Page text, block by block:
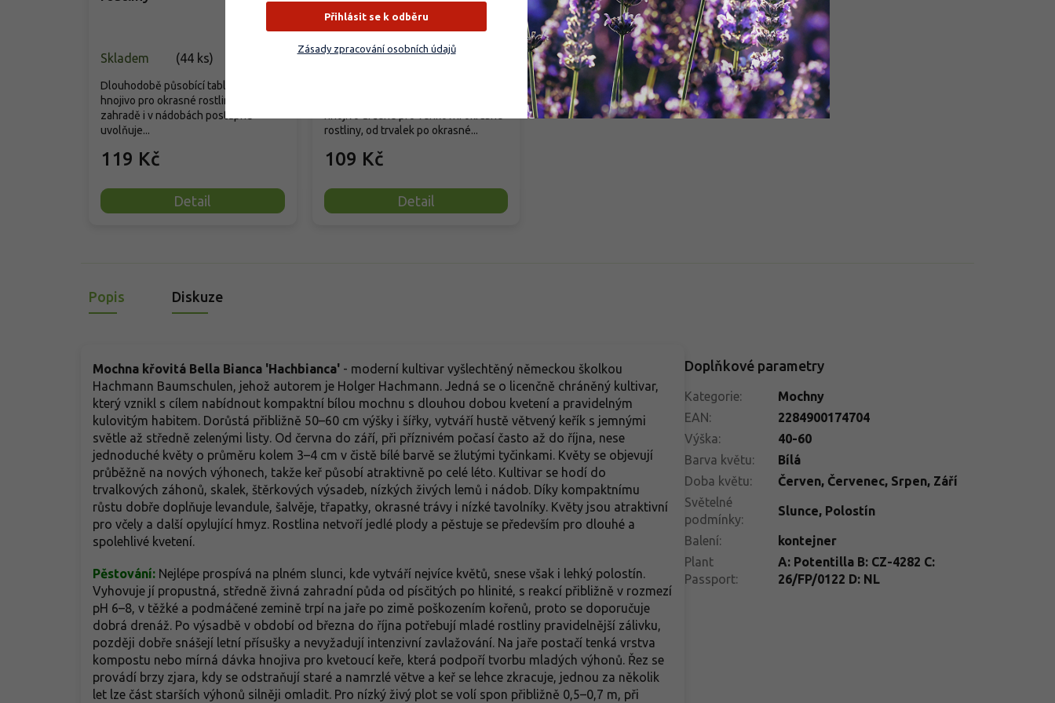
Skladem (44 ks)
119 Kč
Detail
Dlouhodobě působící tabletové
hnojivo pro okrasné rostliny v
zahradě i v nádobách postupně
uvolňuje...
Vyprodáno
109 Kč
Detail
rostliny, od trvalek po okrasné...
Popis Diskuze
Mochna křovitá Bella Bianca 'Hachbianca' - moderní kultivar vyšlechtěný německou školkou
Hachmann Baumschulen, jehož autorem je Holger Hachmann. Jedná se o licenčně chráněný kultivar,
který vznikl s cílem nabídnout kompaktní bílou mochnu s dlouhou dobou kvetení a pravidelným
kulovitým habitem. Dorůstá přibližně 50–60 cm výšky i šířky, vytváří hustě větvený keřík s jemnými
světle až středně zelenými listy. Od června do září, při příznivém počasí často až do října, nese
jednoduché květy o průměru kolem 3–4 cm v čistě bílé barvě se žlutými tyčinkami. Květy se objevují
průběžně na nových výhonech, takže keř působí atraktivně po celé léto. Kultivar se hodí do
trvalkových záhonů, skalek, štěrkových výsadeb, nízkých živých lemů i nádob. Díky kompaktnímu
růstu dobře doplňuje levandule, šalvěje, třapatky, okrasné trávy i nízké tavolníky. Květy jsou atraktivní
pro včely a další opylující hmyz. Rostlina netvoří jedlé plody a pěstuje se především pro dlouhé a
spolehlivé kvetení.
Pěstování: Nejlépe prospívá na plném slunci, kde vytváří nejvíce květů, snese však i lehký polostín.
Vyhovuje jí propustná, středně živná zahradní půda od písčitých po hlinité, s reakcí přibližně v rozmezí
pH 6–8, v těžké a podmáčené zemině trpí na jaře po zimě poškozením kořenů, proto se doporučuje
dobrá drenáž. Po výsadbě v období od března do října potřebují mladé rostliny pravidelnější zálivku,
později dobře snášejí letní přísušky a nevyžadují intenzivní zavlažování. Na jaře postačí tenká vrstva
kompostu nebo mírná dávka hnojiva pro kvetoucí keře, která podpoří tvorbu mladých výhonů. Řez se
provádí brzy zjara, kdy se odstraňují staré a namrzlé větve a keř se lehce zkracuje, jednou za několik
let lze část starších výhonů silněji omladit. Pro nízký živý plot se volí spon přibližně 0,5–0,7 m, při
Doplňkové parametry
Kategorie:
Mochny
EAN:
2284900174704
Výška:
40-60
Barva květu:
Bílá
Doba květu: Červen, Červenec, Srpen, Září
Světelné
podmínky:
Slunce, Polostín
Balení:
kontejner
Plant
Passport:
A: Potentilla B: CZ-4282 C:
26/FP/0122 D: NL
Přihlásit se k odběru
Zásady zpracování osobních údajů